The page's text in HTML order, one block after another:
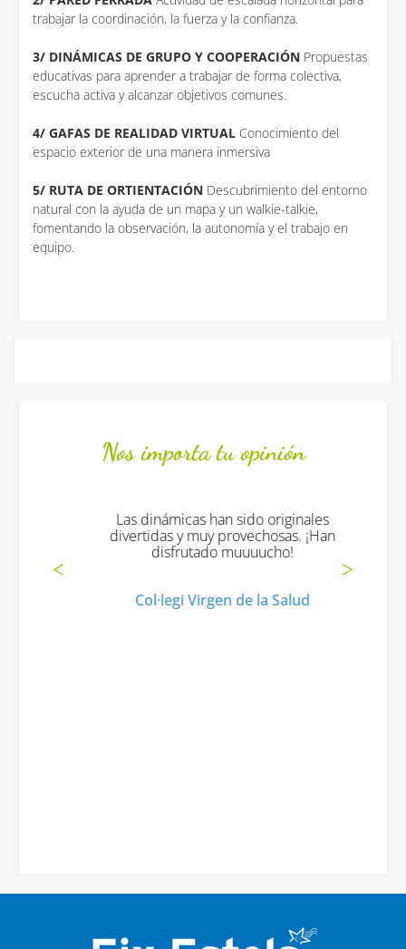
trabajar la coordinación, la fuerza y la confianza.
3/ DINÁMICAS DE GRUPO Y COOPERACIÓN Propuestas
educativas para aprender a trabajar de forma colectiva,
escucha activa y alcanzar objetivos comunes.
4/ GAFAS DE REALIDAD VIRTUAL Conocimiento del
espacio exterior de una manera inmersiva
5/ RUTA DE ORTIENTACIÓN Descubrimiento del entorno
natural con la ayuda de un mapa y un walkie-talkie,
fomentando la observación, la autonomía y el trabajo en
equipo.
Nos importa tu opinión
Las dinámicas han sido originales
divertidas y muy provechosas. ¡Han
disfrutado muuuucho!
Col·legi Virgen de la Salud